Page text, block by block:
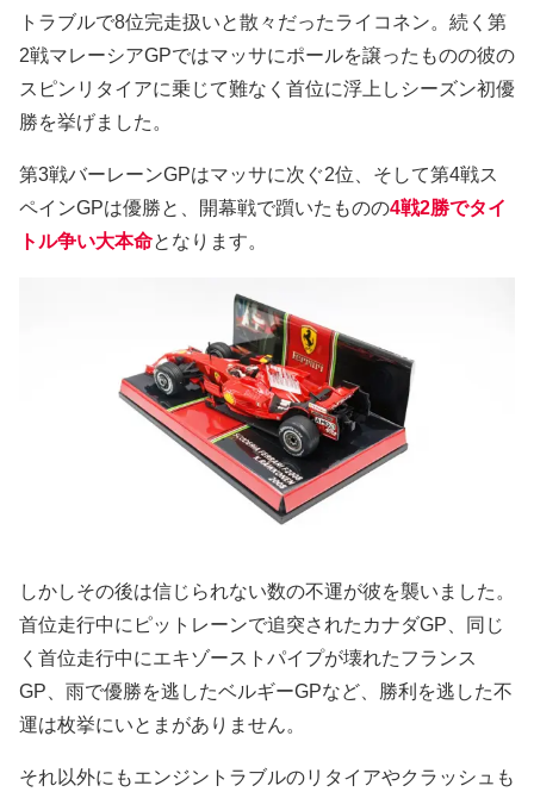
トラブルで8位完走扱いと散々だったライコネン。続く第
2戦マレーシアGPではマッサにポールを譲ったものの彼の
スピンリタイアに乗じて難なく首位に浮上しシーズン初優
勝を挙げました。
第3戦バーレーンGPはマッサに次ぐ2位、そして第4戦ス
ペインGPは優勝と、開幕戦で躓いたものの4戦2勝でタイ
トル争い大本命となります。
しかしその後は信じられない数の不運が彼を襲いました。
首位走行中にピットレーンで追突されたカナダGP、同じ
く首位走行中にエキゾーストパイプが壊れたフランス
GP、雨で優勝を逃したベルギーGPなど、勝利を逃した不
運は枚挙にいとまがありません。
それ以外にもエンジントラブルのリタイアやクラッシュも